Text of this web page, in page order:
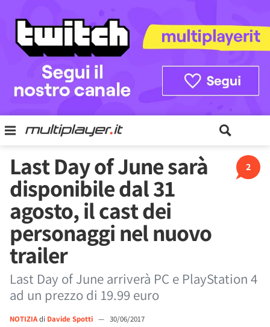
2
Last Day of June sarà
disponibile dal 31
agosto, il cast dei
personaggi nel nuovo
trailer
Last Day of June arriverà PC e PlayStation 4
ad un prezzo di 19.99 euro
NOTIZIAdi Davide Spotti — 30/06/2017